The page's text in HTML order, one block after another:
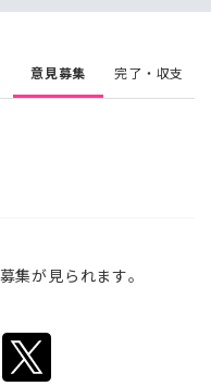
意見募集 完了・収支
集が見られます。